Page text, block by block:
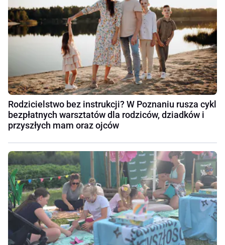
Rodzicielstwo bez instrukcji? W Poznaniu rusza cykl
bezpłatnych warsztatów dla rodziców, dziadków i
przyszłych mam oraz ojców